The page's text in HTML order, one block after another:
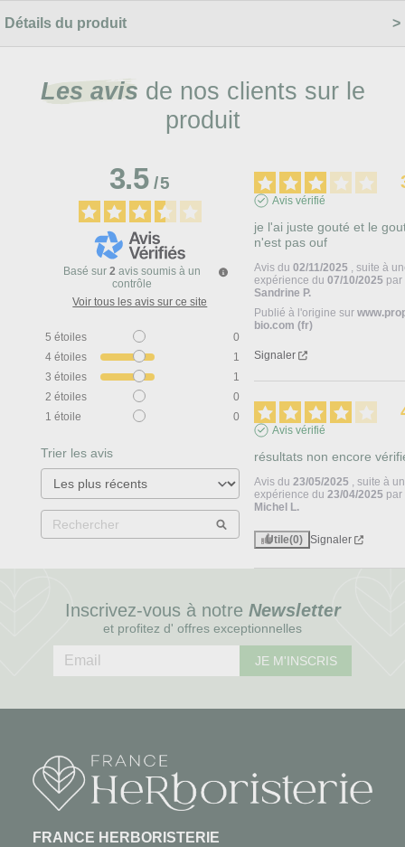
Détails du produit
Les avis de nos clients sur le
produit
3.5/5
Basé sur 2 avis soumis à un
contrôle
Voir tous les avis sur ce site
5 étoiles
0
4 étoiles
1
3 étoiles
1
2 étoiles
0
1 étoile 0
Trier les avis
Avis vérifié
je l'ai juste gouté et le
n'est pas ouf
Avis du02/11/2025 , suite à
expérience du07/10/2025 par
Sandrine P.
Publié à l'origine sur
bio.com (fr)
Signaler
Avis vérifié
résultats non encore
Avis du23/05/2025 , suite à
expérience du23/04/2025 par
Michel L.
Utile(0) Signaler
Inscrivez-vous à notre Newsletter
et profitez d' offres exceptionnelles
JE M'INSCRIS
FRANCE HERBORISTERIE